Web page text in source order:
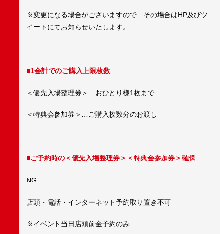
※変更になる場合がございますので、その場合はHP及びツ
イートにてお知らせいたします。
■1会計でのご購入上限枚数
＜優先入場整理券＞…おひとり様1枚まで
＜特典会参加券＞…ご購入枚数分のお渡し
■ご予約時の＜優先入場整理券＞＜特典会参加券＞確保
NG
店頭・電話・インターネット予約取り置き不可
※イベント当日店頭前金予約のみ